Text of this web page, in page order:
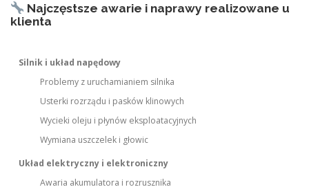
Najczęstsze awarie i naprawy realizowane u
klienta
Silnik i układ napędowy
Problemy z uruchamianiem silnika
Usterki rozrządu i pasków klinowych
Wycieki oleju i płynów eksploatacyjnych
Wymiana uszczelek i głowic
Układ elektryczny i elektroniczny
Awaria akumulatora i rozrusznika